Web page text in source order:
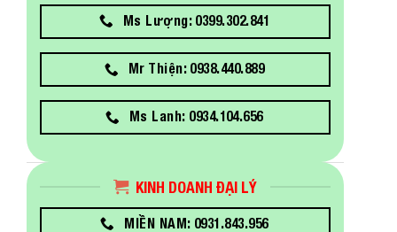
Ms Lượng: 0399.302.841
Mr Thiện: 0938.440.889
Ms Lanh: 0934.104.656
KINH DOANH ĐẠI LÝ
MIỀN NAM: 0931.843.956